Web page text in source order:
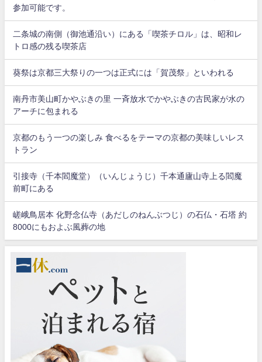
参加可能です。
二条城の南側（御池通沿い）にある「喫茶チロル」は、昭和レ
トロ感の残る喫茶店
葵祭は京都三大祭りの一つは正式には「賀茂祭」といわれる
南丹市美山町かやぶきの里 一斉放水でかやぶきの古民家が水の
アーチに包まれる
京都のもう一つの楽しみ 食べるをテーマの京都の美味しいレス
トラン
引接寺（千本閻魔堂）（いんじょうじ）千本通廬山寺上る閻魔
前町にある
嵯峨鳥居本 化野念仏寺（あだしのねんぶつじ）の石仏・石塔 約
8000にもおよぶ風葬の地